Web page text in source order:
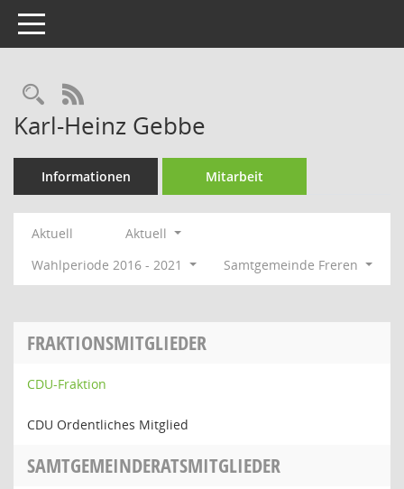
Toggle navigation
Rechercheauswahl
RSS-Feed
Karl-Heinz Gebbe
Informationen Mitarbeit
Aktuell
Aktuell
Wahlperiode 2016 - 2021
Samtgemeinde Freren
FRAKTIONSMITGLIEDER
CDU-Fraktion
CDU Ordentliches Mitglied
SAMTGEMEINDERATSMITGLIEDER